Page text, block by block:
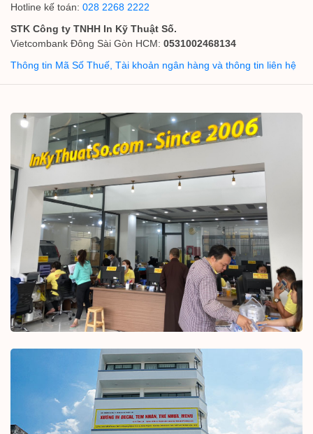
Hotline kế toán: 028 2268 2222
STK Công ty TNHH In Kỹ Thuật Số.
Vietcombank Đông Sài Gòn HCM: 0531002468134
Thông tin Mã Số Thuế, Tài khoản ngân hàng và thông tin liên hệ